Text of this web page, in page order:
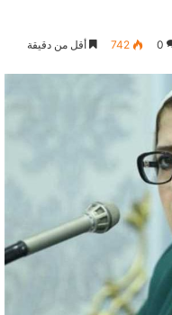
0
742 أقل من دقيقة